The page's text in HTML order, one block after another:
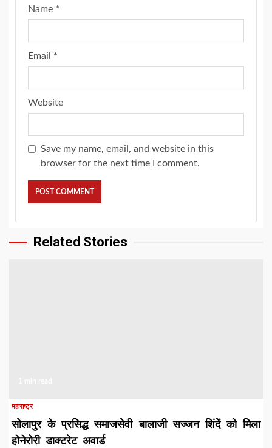
Name *
Email *
Website
Save my name, email, and website in this
browser for the next time I comment.
Related Stories
महाराष्ट्र
सोलापुर के प्रसिद्ध समाजसेवी बालाजी सज्जन शिंदें को मिला
होनेरोरी डाक्टरेट अवार्ड